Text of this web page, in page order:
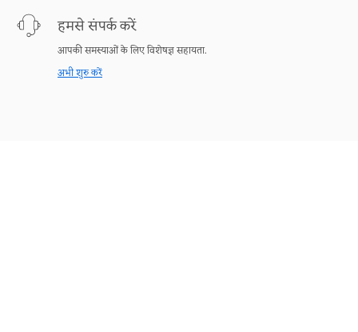
हमसे संपर्क करें
आपकी समस्याओं के लिए विशेषज्ञ सहायता.
अभी शुरु करें